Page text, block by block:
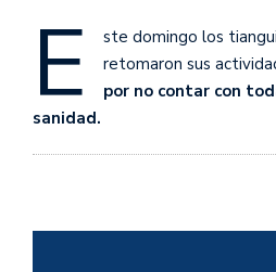
E
ste domingo los
retomaron sus
por no contar con
sanidad.